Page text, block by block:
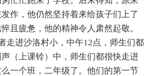
作，他仍然坚持着来给孩子们上了
且疲惫，他的精神令人肃然起敬。
进沙洛村小，中午12点，师生们都
（上课铃）中，师生们都很快走进
一个班，二年级了。他们的第一节